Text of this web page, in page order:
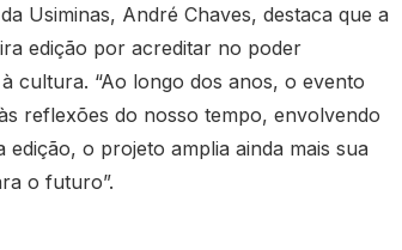
Usiminas, André Chaves, destaca que a
edição por acreditar no poder
cultura. “Ao longo dos anos, o evento
reflexões do nosso tempo, envolvendo
o projeto amplia ainda mais sua
o futuro”.